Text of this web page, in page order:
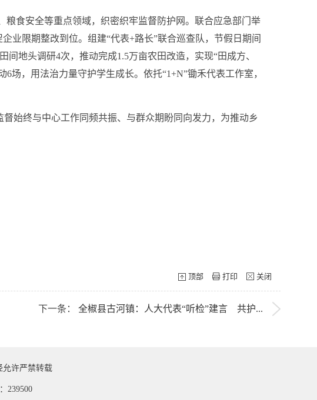
食安全等重点领域，织密织牢监督防护网。联合应急部门举
业限期整改到位。组建“代表+路长”联合巡查队，节假日期间
地头调研4次，推动完成1.5万亩农田改造，实现“田成方、
场，用法治力量守护学生成长。依托“1+N”锄禾代表工作室，
始终与中心工作同频共振、与群众期盼同向发力，为推动乡
顶部 打印 关闭
下一条： 全椒县古河镇：人大代表“听检”建言 共护...
许严禁转载
239500